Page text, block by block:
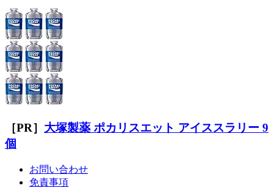
［PR］ 大塚製薬 ポカリスエット アイススラリー 9
個
お問い合わせ
免責事項